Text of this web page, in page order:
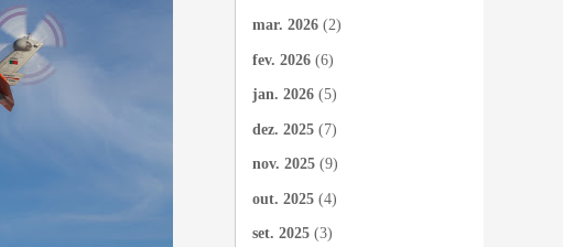
mar. 2026 (2)
fev. 2026 (6)
jan. 2026 (5)
dez. 2025 (7)
nov. 2025 (9)
out. 2025 (4)
set. 2025 (3)